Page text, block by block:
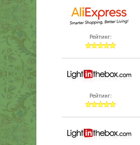
Рейтинг:
Рейтинг: